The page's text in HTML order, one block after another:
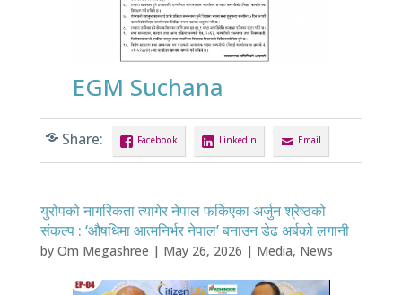
EGM Suchana
Share: Facebook Linkedin Email
युरोपको नागरिकता त्यागेर नेपाल फर्किएका अर्जुन श्रेष्ठको
संकल्प : ‘औषधिमा आत्मनिर्भर नेपाल’ बनाउन डेढ अर्बको लगानी
by Om Megashree | May 26, 2026 | Media, News